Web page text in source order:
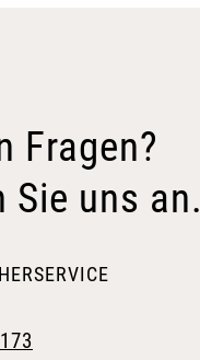
Fragen?
Sie uns an.